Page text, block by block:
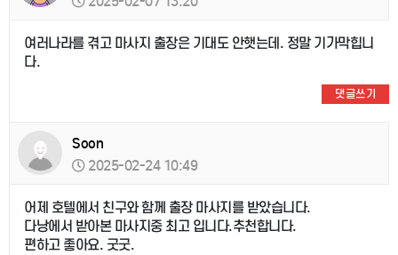
여러나라를 겪고 마사지 출장은 기대도 안햇는데. 정말 기가막힙니
다.
댓글쓰기
Soon
2025-02-24 10:49
어제 호텔에서 친구와 함께 출장 마사지를 받았습니다.
다낭에서 받아본 마사지중 최고 입니다.추천합니다.
편하고 좋아요. 굿굿.